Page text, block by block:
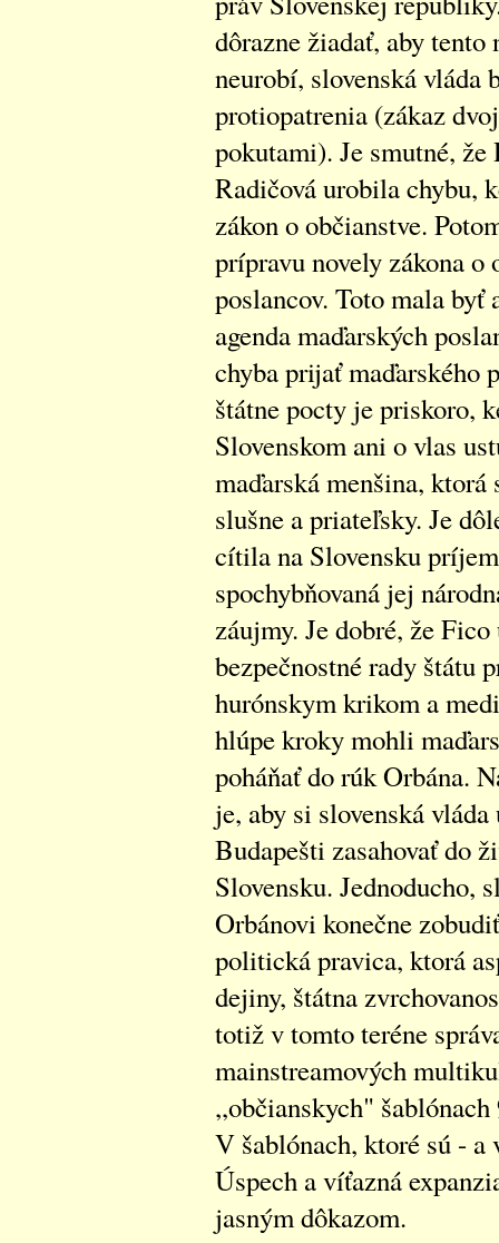
dôrazne žiadať, aby
neurobí, slovenská vláda
protiopatrenia (zákaz
pokutami). Je smutné, že
Radičová urobila chybu,
zákon o občianstve.
prípravu novely zákona o
poslancov. Toto mala byť
agenda maďarských
chyba prijať maďarského
štátne pocty je priskoro,
Slovenskom ani o vlas
maďarská menšina,
slušne a priateľsky. Je
cítila na Slovensku
spochybňovaná jej
záujmy. Je dobré, že
bezpečnostné rady štátu
hurónskym krikom a
hlúpe kroky mohli
poháňať do rúk Orbána.
je, aby si slovenská
Budapešti zasahovať do
Slovensku. Jednoducho,
Orbánovi konečne
politická pravica, ktorá
dejiny, štátna
totiž v tomto teréne
mainstreamových
,,občianskych"
V šablónach, ktoré sú -
Úspech a víťazná
jasným dôkazom.